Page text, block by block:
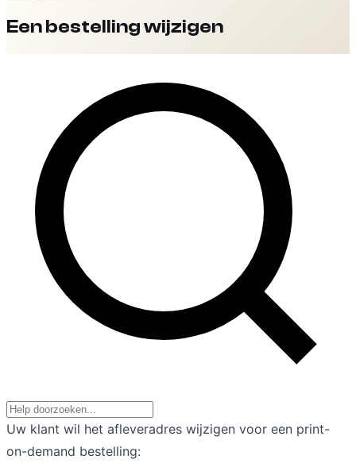
Een bestelling wijzigen
Uw klant wil het afleveradres wijzigen voor een print-
on-demand bestelling: